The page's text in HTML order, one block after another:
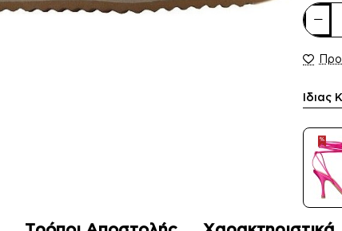
Ίδιας